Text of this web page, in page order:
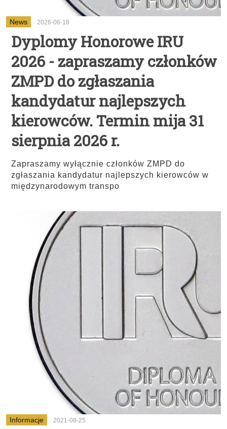
News 2026-06-18
Dyplomy Honorowe IRU
2026 - zapraszamy członków
ZMPD do zgłaszania
kandydatur najlepszych
kierowców. Termin mija 31
sierpnia 2026 r.
Zapraszamy wyłącznie członków ZMPD do
zgłaszania kandydatur najlepszych kierowców w
międzynarodowym transpo
Informacje 2021-08-25